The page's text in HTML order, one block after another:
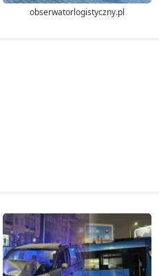
obserwatorlogistyczny.pl